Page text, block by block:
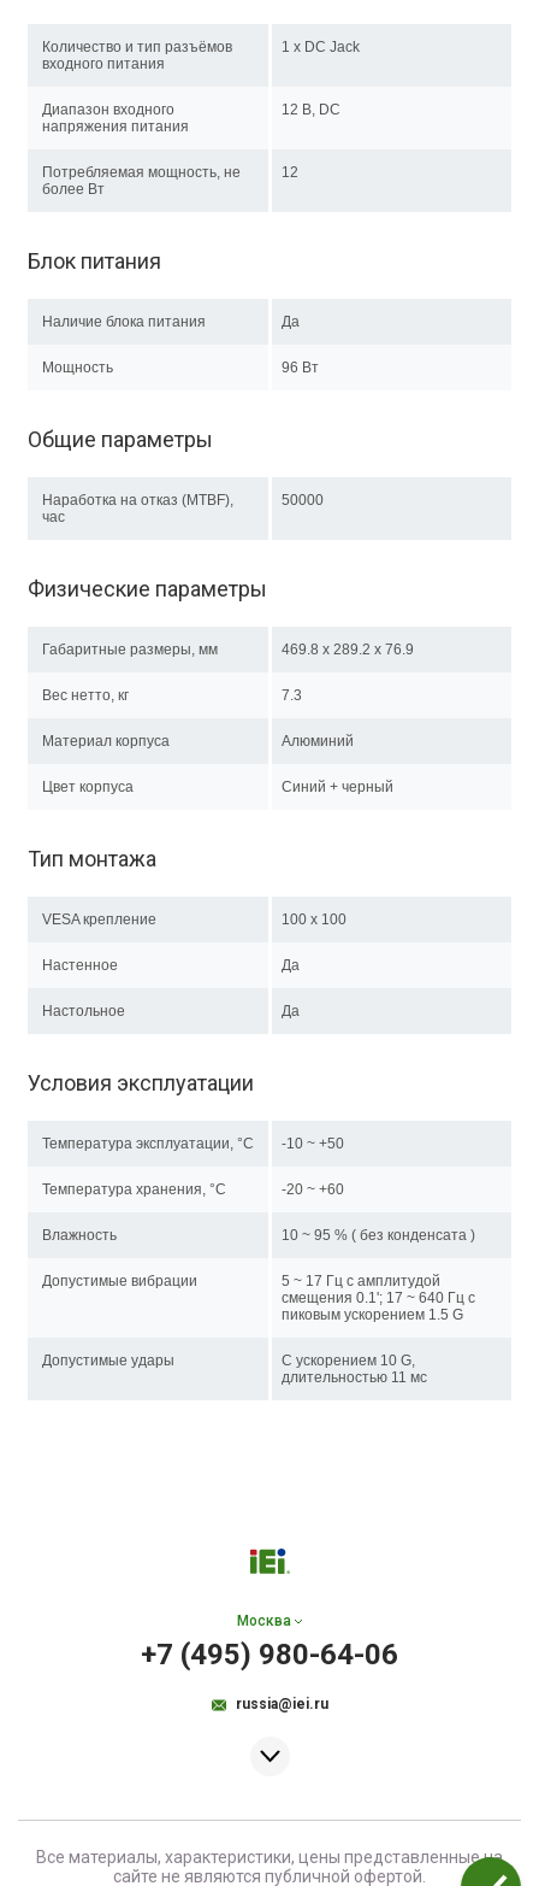
Количество и тип разъёмов
входного питания
1 x DC Jack
Диапазон входного
напряжения питания
12 В, DC
Потребляемая мощность, не
более Вт
12
Блок питания
Наличие блока питания Да
Мощность 96 Вт
Общие параметры
Наработка на отказ (MTBF),
час
50000
Физические параметры
Габаритные размеры, мм 469.8 x 289.2 x 76.9
Вес нетто, кг 7.3
Материал корпуса Алюминий
Цвет корпуса Синий + черный
Тип монтажа
VESA крепление 100 x 100
Настенное Да
Настольное Да
Условия эксплуатации
Температура эксплуатации, °C -10 ~ +50
Температура хранения, °C -20 ~ +60
Влажность 10 ~ 95 % ( без конденсата )
Допустимые вибрации
5 ~ 17 Гц с амплитудой
смещения 0.1'; 17 ~ 640 Гц c
пиковым ускорением 1.5 G
Допустимые удары
С ускорением 10 G,
длительностью 11 мс
Москва
+7 (495) 980-64-06
russia@iei.ru
Все материалы, характеристики, цены представленные на
сайте не являются публичной офертой.